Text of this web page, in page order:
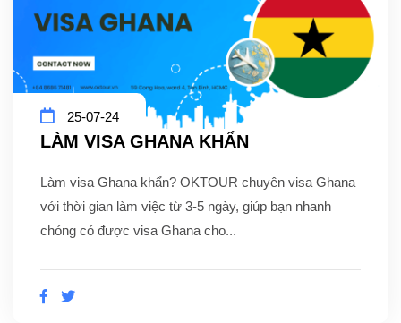
25-07-24
LÀM VISA GHANA KHẨN
Làm visa Ghana khẩn? OKTOUR chuyên visa Ghana
với thời gian làm việc từ 3-5 ngày, giúp bạn nhanh
chóng có được visa Ghana cho...